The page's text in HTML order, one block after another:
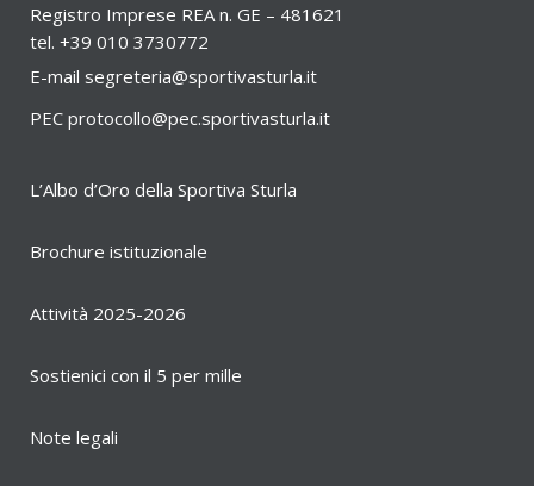
Registro Imprese REA n. GE – 481621
tel. +39 010 3730772
E-mail segreteria@sportivasturla.it
PEC protocollo@pec.sportivasturla.it
L’Albo d’Oro della Sportiva Sturla
Brochure istituzionale
Attività 2025-2026
Sostienici con il 5 per mille
Note legali